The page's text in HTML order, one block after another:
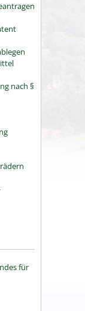
nach §
für